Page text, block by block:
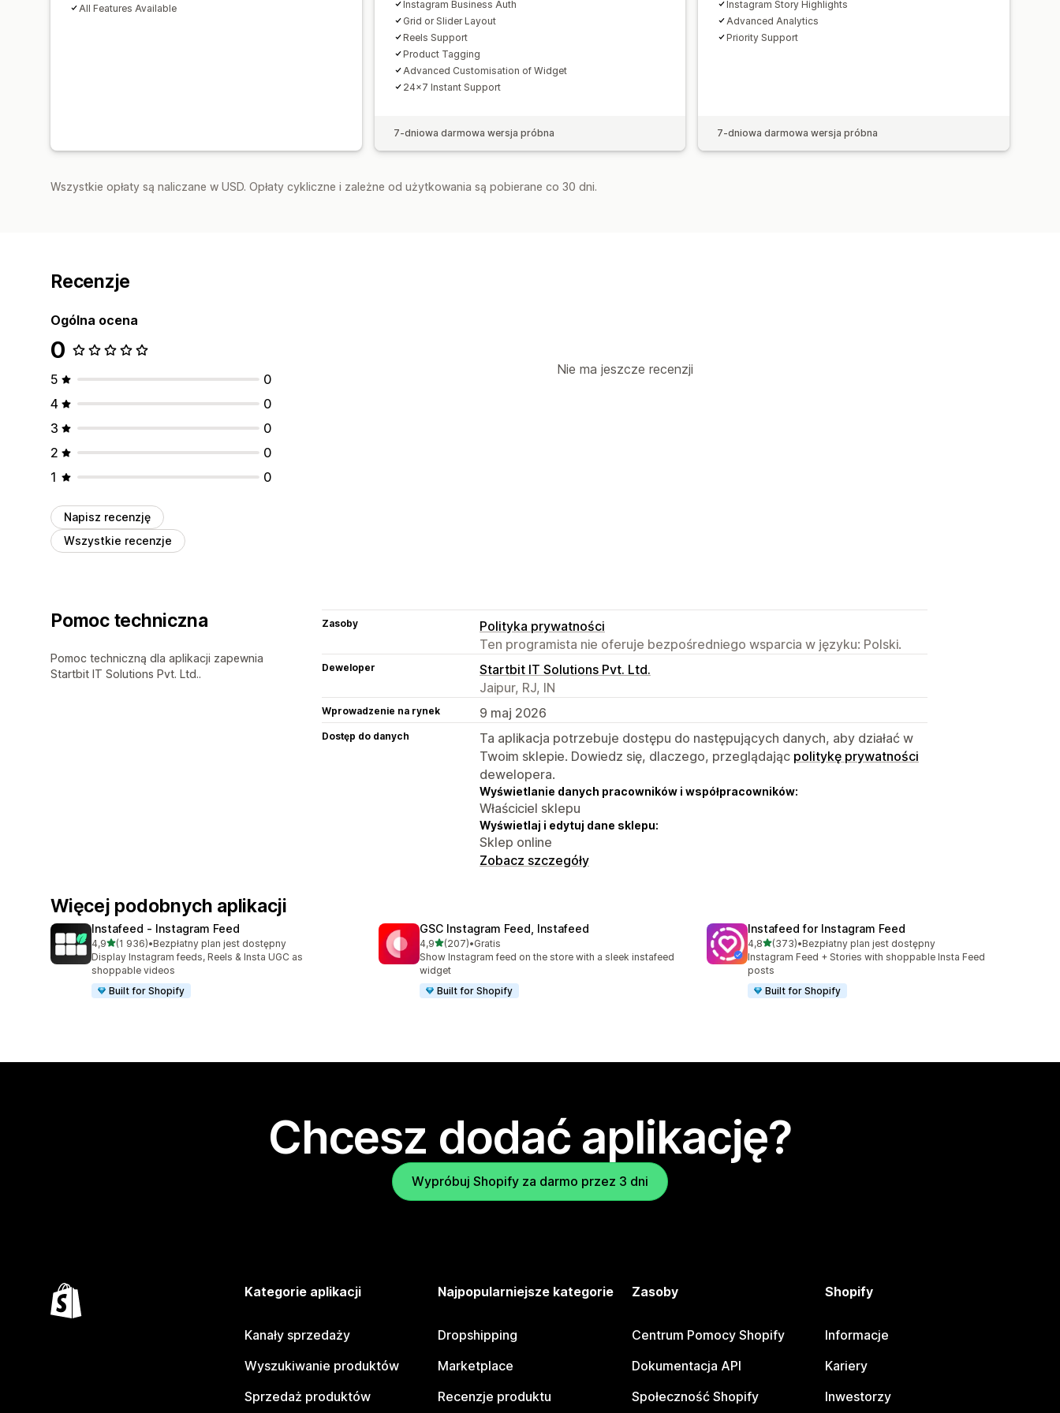
All Features Available
Instagram Business Auth
Grid or Slider Layout
Reels Support
Product Tagging
Advanced Customisation of Widget
24x7 Instant Support
7-dniowa darmowa wersja próbna
Instagram Story Highlights
Advanced Analytics
Priority Support
7-dniowa darmowa wersja próbna
Wszystkie opłaty są naliczane w USD. Opłaty cykliczne i zależne od użytkowania są pobierane co 30 dni.
Recenzje
Ogólna ocena
0
5
0
4
0
3
0
2
0
1
0
Napisz recenzję
Wszystkie recenzje
Nie ma jeszcze recenzji
Pomoc techniczna
Pomoc techniczną dla aplikacji zapewnia
Startbit IT Solutions Pvt. Ltd..
Zasoby
Polityka prywatności
Ten programista nie oferuje bezpośredniego wsparcia w języku: Polski.
Deweloper
Startbit IT Solutions Pvt. Ltd.
Jaipur, RJ, IN
Wprowadzenie na rynek 9 maj 2026
Dostęp do danych
Ta aplikacja potrzebuje dostępu do następujących danych, aby działać w
Twoim sklepie. Dowiedz się, dlaczego, przeglądając politykę prywatności
dewelopera.
Wyświetlanie danych pracowników i współpracowników:
Właściciel sklepu
Wyświetlaj i edytuj dane sklepu:
Sklep online
Zobacz szczegóły
Więcej podobnych aplikacji
Instafeed ‑ Instagram Feed
4,9na 5 gwiazdek
(1 936)
Łączna liczba recenzji: 1936
•Bezpłatny plan jest dostępny
Display Instagram feeds, Reels & Insta UGC as
shoppable videos
Built for Shopify
GSC Instagram Feed, Instafeed
4,9na 5 gwiazdek
(207)
Łączna liczba recenzji: 207
•Gratis
Show Instagram feed on the store with a sleek instafeed
widget
Built for Shopify
Instafeed for Instagram Feed
4,8na 5 gwiazdek
(373)
Łączna liczba recenzji: 373
•Bezpłatny plan jest dostępny
Instagram Feed + Stories with shoppable Insta Feed
posts
Built for Shopify
Chcesz dodać aplikację?
Wypróbuj Shopify za darmo przez 3 dni
Kategorie aplikacji
Kanały sprzedaży
Wyszukiwanie produktów
Sprzedaż produktów
Najpopularniejsze kategorie
Dropshipping
Marketplace
Recenzje produktu
Zasoby
Centrum Pomocy Shopify
Dokumentacja API
Społeczność Shopify
Shopify
Informacje
Kariery
Inwestorzy